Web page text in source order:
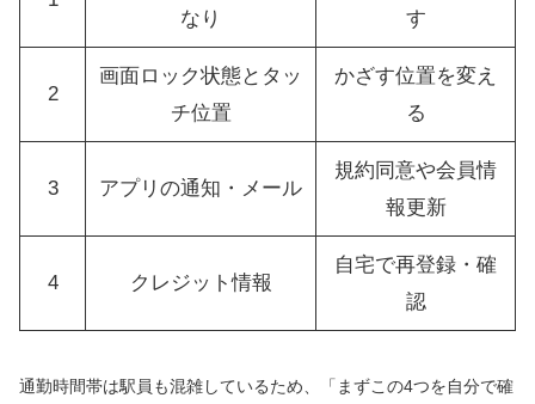
なり
す
2
画面ロック状態とタッ
チ位置
かざす位置を変え
る
3 アプリの通知・メール
規約同意や会員情
報更新
4 クレジット情報
自宅で再登録・確
認
通勤時間帯は駅員も混雑しているため、「まずこの4つを自分で確